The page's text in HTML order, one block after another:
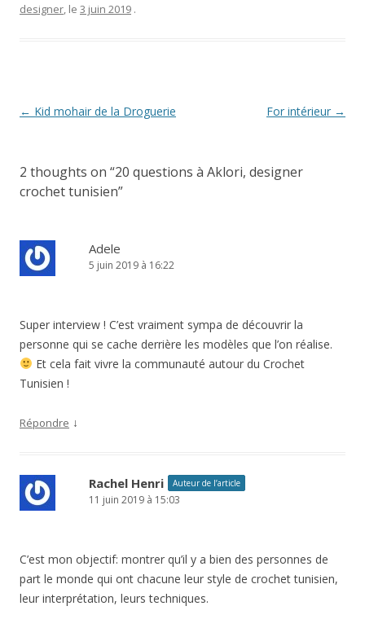
designer, le 3 juin 2019 .
Navigation
← Kid mohair de la Droguerie For intérieur →
2 thoughts on “20 questions à Aklori, designer
crochet tunisien”
Adele
5 juin 2019 à 16:22
Super interview ! C’est vraiment sympa de découvrir la
personne qui se cache derrière les modèles que l’on réalise.
Et cela fait vivre la communauté autour du Crochet
Tunisien !
Répondre ↓
Rachel Henri Auteur de l’article
11 juin 2019 à 15:03
C’est mon objectif: montrer qu’il y a bien des personnes de
part le monde qui ont chacune leur style de crochet tunisien,
leur interprétation, leurs techniques.